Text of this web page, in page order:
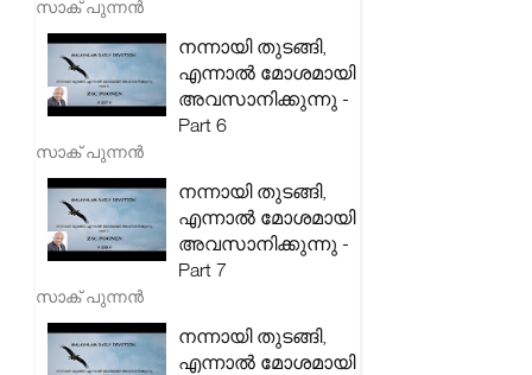
സാക് പുന്നൻ
നന്നായി തുടങ്ങി,
എന്നാൽ മോശമായി
അവസാനിക്കുന്നു -
Part 6
സാക് പുന്നൻ
നന്നായി തുടങ്ങി,
എന്നാൽ മോശമായി
അവസാനിക്കുന്നു -
Part 7
സാക് പുന്നൻ
നന്നായി തുടങ്ങി,
എന്നാൽ മോശമായി